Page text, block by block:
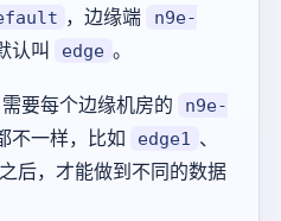
，边缘端
n9e-
认叫 edge 。
要每个边缘机房的
n9e-
不一样，比如 edge1 、
后，才能做到不同的数据